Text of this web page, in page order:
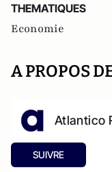
THEMATIQUES
Economie
A PROPOS
Atlantico
SUIVRE